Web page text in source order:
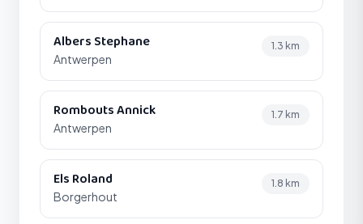
Albers Stephane
Antwerpen
1.3 km
Rombouts Annick
Antwerpen
1.7 km
Els Roland
Borgerhout
1.8 km